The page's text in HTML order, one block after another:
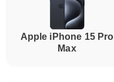
Apple iPhone 15 Pro
Max